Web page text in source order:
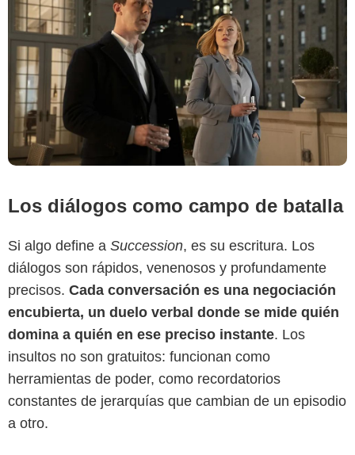
Los diálogos como campo de batalla
Si algo define a Succession, es su escritura. Los
diálogos son rápidos, venenosos y profundamente
precisos. Cada conversación es una negociación
encubierta, un duelo verbal donde se mide quién
domina a quién en ese preciso instante. Los
insultos no son gratuitos: funcionan como
herramientas de poder, como recordatorios
constantes de jerarquías que cambian de un episodio
a otro.